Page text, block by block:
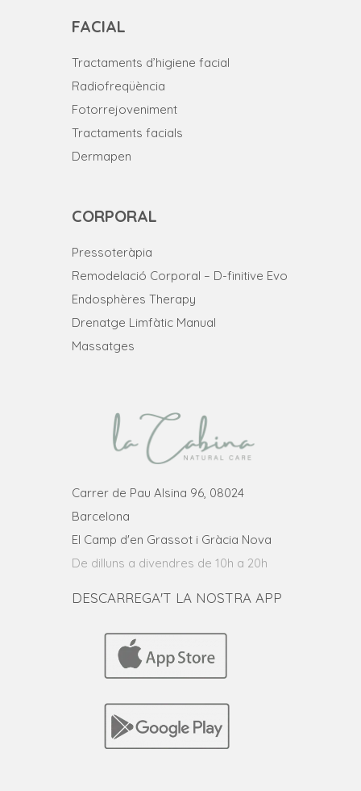
FACIAL
Tractaments d’higiene facial
Radiofreqüència
Fotorrejoveniment
Tractaments facials
Dermapen
CORPORAL
Pressoteràpia
Remodelació Corporal – D-finitive Evo
Endosphères Therapy
Drenatge Limfàtic Manual
Massatges
Carrer de Pau Alsina 96, 08024
Barcelona
El Camp d'en Grassot i Gràcia Nova
De dilluns a divendres de 10h a 20h
DESCARREGA'T LA NOSTRA APP